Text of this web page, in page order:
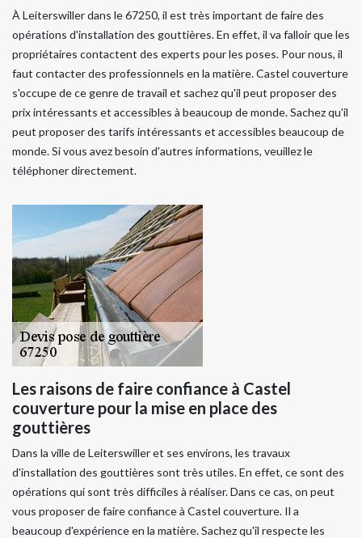
À Leiterswiller dans le 67250, il est très important de faire des
opérations d'installation des gouttières. En effet, il va falloir que les
propriétaires contactent des experts pour les poses. Pour nous, il
faut contacter des professionnels en la matière. Castel couverture
s'occupe de ce genre de travail et sachez qu'il peut proposer des
prix intéressants et accessibles à beaucoup de monde. Sachez qu'il
peut proposer des tarifs intéressants et accessibles beaucoup de
monde. Si vous avez besoin d'autres informations, veuillez le
téléphoner directement.
Les raisons de faire confiance à Castel
couverture pour la mise en place des
gouttières
Dans la ville de Leiterswiller et ses environs, les travaux
d'installation des gouttières sont très utiles. En effet, ce sont des
opérations qui sont très difficiles à réaliser. Dans ce cas, on peut
vous proposer de faire confiance à Castel couverture. Il a
beaucoup d'expérience en la matière. Sachez qu'il respecte les